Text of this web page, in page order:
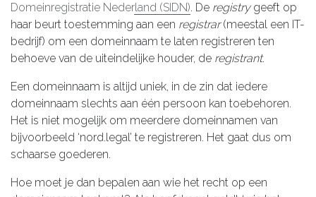
Domeinregistratie Nederland (SIDN). De registrygeeft op
haar beurt toestemming aan een registrar(meestal een IT-
bedrijf) om een domeinnaam te laten registreren ten
behoeve van de uiteindelijke houder, de registrant.
Een domeinnaam is altijd uniek, in de zin dat iedere
domeinnaam slechts aan één persoon kan toebehoren.
Het is niet mogelijk om meerdere domeinnamen van
bijvoorbeeld ‘nord.legal’ te registreren. Het gaat dus om
schaarse goederen.
Hoe moet je dan bepalen aan wie het recht op een